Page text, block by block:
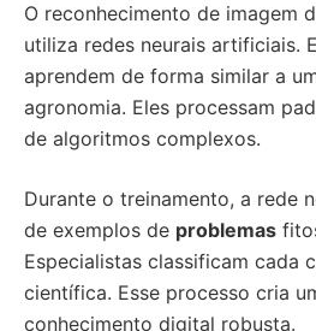
O reconhecimento de imagem
utiliza redes neurais artificiais.
aprendem de forma similar a
agronomia. Eles processam
de algoritmos complexos.
Durante o treinamento, a rede
de exemplos de problemas
Especialistas classificam cada
científica. Esse processo cria
conhecimento digital robusta.